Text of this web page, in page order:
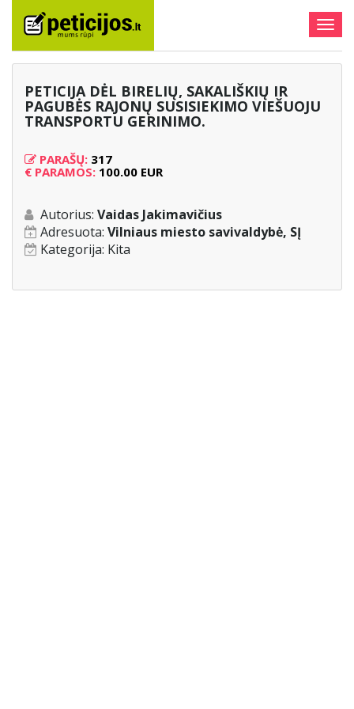
PETICIJA DĖL BIRELIŲ, SAKALIŠKIŲ IR
PAGUBĖS RAJONŲ SUSISIEKIMO VIEŠUOJU
TRANSPORTU GERINIMO.
PARAŠŲ: 317
€ PARAMOS: 100.00 EUR
Autorius: Vaidas Jakimavičius
Adresuota: Vilniaus miesto savivaldybė, SĮ
Kategorija: Kita